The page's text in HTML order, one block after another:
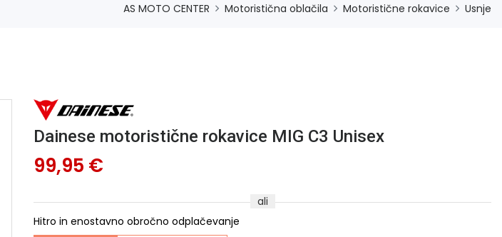
AS MOTO CENTER Motoristična oblačila Motoristične rokavice Usnje
Dainese motoristične rokavice MIG C3 Unisex
99,95 €
ali
Hitro in enostavno obročno odplačevanje